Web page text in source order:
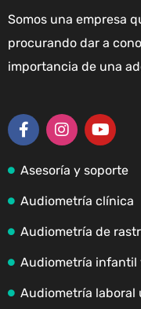
Somos una empresa
procurando dar a
importancia de una
Asesoría y soporte
Audiometría clínica
Audiometría de
Audiometría infantil
Audiometría laboral